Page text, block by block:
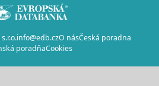
info@edb.czO násČeská poradna
poradňaCookies